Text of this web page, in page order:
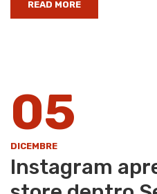
READ MORE
05
DICEMBRE
Instagram